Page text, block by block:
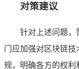
对策建议
针对上述问题，
门应加强对区块链
规，明确各方的权利